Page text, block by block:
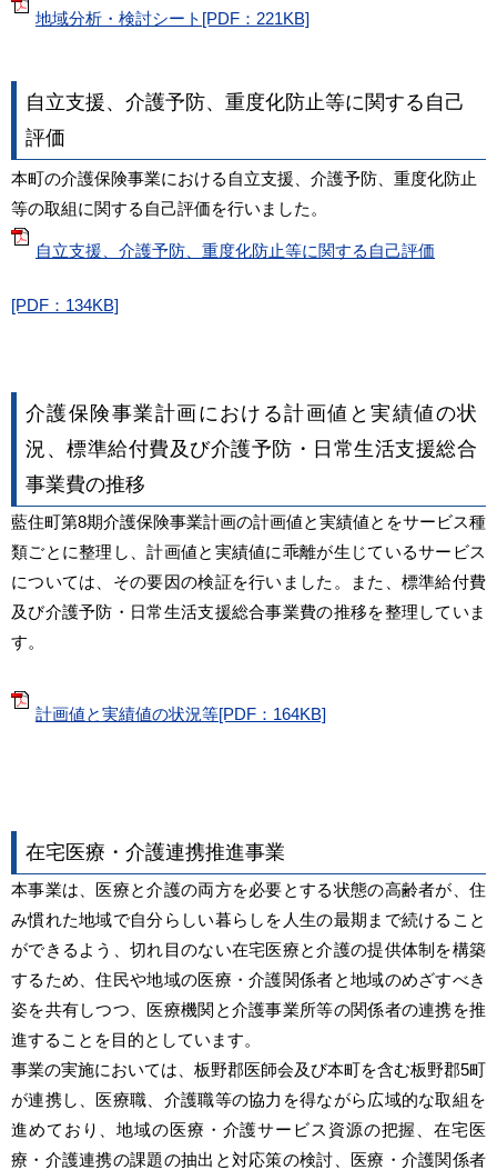
地域分析・検討シート[PDF：221KB]
自立支援、介護予防、重度化防止等に関する自己
評価
本町の介護保険事業における自立支援、介護予防、重度化防止
等の取組に関する自己評価を行いました。
自立支援、介護予防、重度化防止等に関する自己評価
[PDF：134KB]
介護保険事業計画における計画値と実績値の状
況、標準給付費及び介護予防・日常生活支援総合
事業費の推移
藍住町第8期介護保険事業計画の計画値と実績値とをサービス種
類ごとに整理し、計画値と実績値に乖離が生じているサービス
については、その要因の検証を行いました。また、標準給付費
及び介護予防・日常生活支援総合事業費の推移を整理していま
す。
計画値と実績値の状況等[PDF：164KB]
在宅医療・介護連携推進事業
本事業は、医療と介護の両方を必要とする状態の高齢者が、住
み慣れた地域で自分らしい暮らしを人生の最期まで続けること
ができるよう、切れ目のない在宅医療と介護の提供体制を構築
するため、住民や地域の医療・介護関係者と地域のめざすべき
姿を共有しつつ、医療機関と介護事業所等の関係者の連携を推
進することを目的としています。
事業の実施においては、板野郡医師会及び本町を含む板野郡5町
が連携し、医療職、介護職等の協力を得ながら広域的な取組を
進めており、地域の医療・介護サービス資源の把握、在宅医
療・介護連携の課題の抽出と対応策の検討、医療・介護関係者